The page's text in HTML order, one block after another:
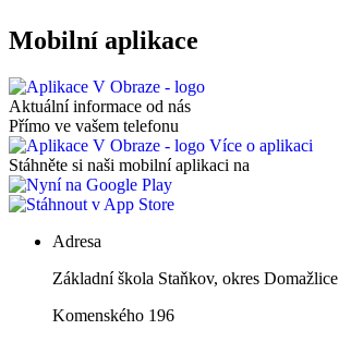
Mobilní aplikace
Aktuální informace od nás
Přímo ve vašem telefonu
Více o aplikaci
Stáhněte si naši mobilní aplikaci na
Adresa
Základní škola Staňkov, okres Domažlice
Komenského 196